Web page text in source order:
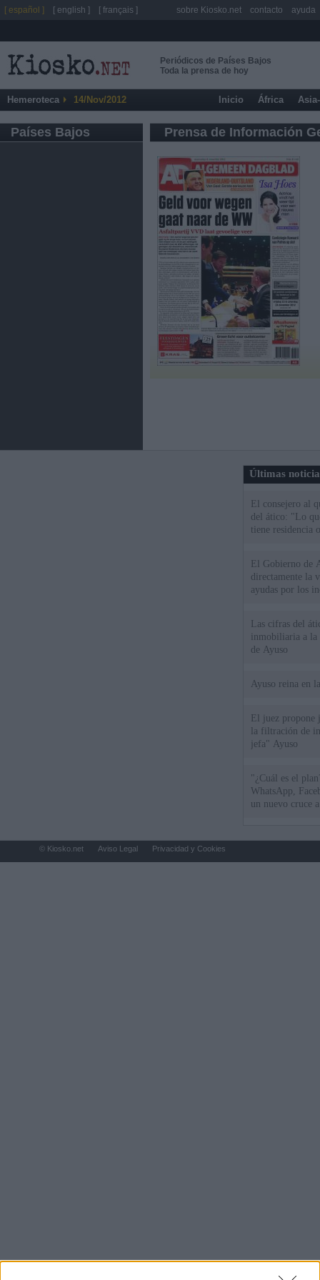
Periódicos de Países Bajos
Toda la prensa de hoy
Hemeroteca 14/Nov/2012 Inicio África
Países Bajos Prensa de Información
Últimas
El consejero al
del ático: "Lo
tiene residencia
El Gobierno de
directamente la
ayudas por los
Las cifras del
inmobiliaria a la
de Ayuso
Ayuso reina en
El juez propone
la filtración de
jefa" Ayuso
"¿Cuál es el
WhatsApp,
un nuevo cruce
[ español ] [ english ] [ français ] sobre Kiosko.net contacto ayuda
© Kiosko.net Aviso Legal Privacidad y Cookies